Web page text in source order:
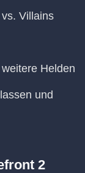
Villains
Helden
und
2